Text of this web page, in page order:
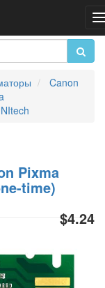
Canon
Pixma
time)
$4.24